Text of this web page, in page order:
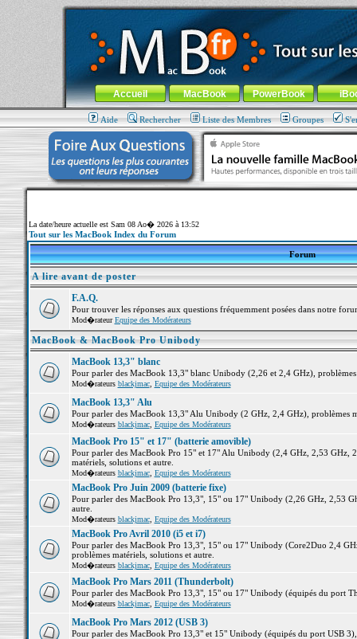
MacBook-fr.com : 100% Apple... 100% nomade !
Aller au contenu-Aller au menu général-Aller au menu de
Menu général
Accueil MacBook PowerBook
Aide Rechercher Liste des Membres Groupes
La date/heure actuelle est Sam 08 Ao� 2026 à 13:52
Tout sur les MacBook Index du Forum
Forum
A lire avant de poster
F.A.Q.
Pour trouver les réponses aux questions fréquemment posées dans notre
Mod�rateurEquipe des Modérateurs
MacBook & MacBook Pro Unibody
MacBook 13,3" blanc
Pour parler des MacBook 13,3" blanc Unibody (2,26 et 2,4 GHz),
Mod�rateurs blackjmac, Equipe des Modérateurs
MacBook 13,3" Alu
Pour parler des MacBook 13,3" Alu Unibody (2 GHz, 2,4 GHz), problèmes
Mod�rateurs blackjmac, Equipe des Modérateurs
MacBook Pro 15" et 17" (batterie amovible)
Pour parler des MacBook Pro 15" et 17" Alu Unibody (2,4 GHz, 2,53 GHz,
matériels, solutions et autre.
Mod�rateurs blackjmac, Equipe des Modérateurs
MacBook Pro Juin 2009 (batterie fixe)
Pour parler des MacBook Pro 13,3", 15" ou 17" Unibody (2,26 GHz, 2,53
autre.
Mod�rateurs blackjmac, Equipe des Modérateurs
MacBook Pro Avril 2010 (i5 et i7)
Pour parler des MacBook Pro 13,3", 15" ou 17" Unibody (Core2Duo 2,4
problèmes matériels, solutions et autre.
Mod�rateurs blackjmac, Equipe des Modérateurs
MacBook Pro Mars 2011 (Thunderbolt)
Pour parler des MacBook Pro 13,3", 15" ou 17" Unibody (équipés du port
Mod�rateurs blackjmac, Equipe des Modérateurs
MacBook Pro Mars 2012 (USB 3)
Pour parler des MacBook Pro 13,3" et 15" Unibody (équipés du port USB